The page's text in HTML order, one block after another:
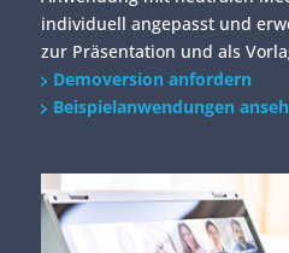
individuell angepasst und
zur Präsentation und als
Demoversion anfordern
Beispielanwendungen